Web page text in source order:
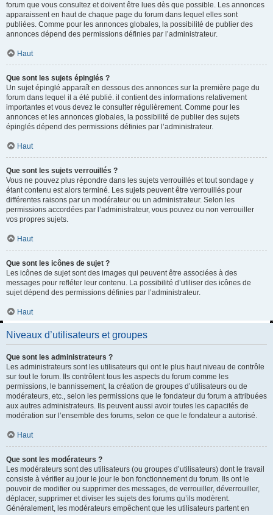
forum que vous consultez et doivent être lues dès que possible. Les annonces
apparaissent en haut de chaque page du forum dans lequel elles sont
publiées. Comme pour les annonces globales, la possibilité de publier des
annonces dépend des permissions définies par l’administrateur.
Haut
Que sont les sujets épinglés ?
Un sujet épinglé apparaît en dessous des annonces sur la première page du
forum dans lequel il a été publié. il contient des informations relativement
importantes et vous devez le consulter régulièrement. Comme pour les
annonces et les annonces globales, la possibilité de publier des sujets
épinglés dépend des permissions définies par l’administrateur.
Haut
Que sont les sujets verrouillés ?
Vous ne pouvez plus répondre dans les sujets verrouillés et tout sondage y
étant contenu est alors terminé. Les sujets peuvent être verrouillés pour
différentes raisons par un modérateur ou un administrateur. Selon les
permissions accordées par l’administrateur, vous pouvez ou non verrouiller
vos propres sujets.
Haut
Que sont les icônes de sujet ?
Les icônes de sujet sont des images qui peuvent être associées à des
messages pour refléter leur contenu. La possibilité d’utiliser des icônes de
sujet dépend des permissions définies par l’administrateur.
Haut
Niveaux d’utilisateurs et groupes
Que sont les administrateurs ?
Les administrateurs sont les utilisateurs qui ont le plus haut niveau de contrôle
sur tout le forum. Ils contrôlent tous les aspects du forum comme les
permissions, le bannissement, la création de groupes d’utilisateurs ou de
modérateurs, etc., selon les permissions que le fondateur du forum a attribuées
aux autres administrateurs. Ils peuvent aussi avoir toutes les capacités de
modération sur l’ensemble des forums, selon ce que le fondateur a autorisé.
Haut
Que sont les modérateurs ?
Les modérateurs sont des utilisateurs (ou groupes d’utilisateurs) dont le travail
consiste à vérifier au jour le jour le bon fonctionnement du forum. Ils ont le
pouvoir de modifier ou supprimer des messages, de verrouiller, déverrouiller,
déplacer, supprimer et diviser les sujets des forums qu’ils modèrent.
Généralement, les modérateurs empêchent que les utilisateurs partent en